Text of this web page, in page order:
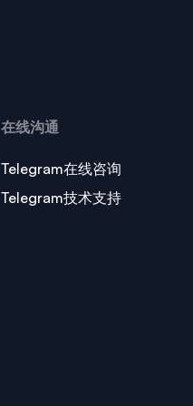
在线沟通
Telegram在线咨询
Telegram技术支持